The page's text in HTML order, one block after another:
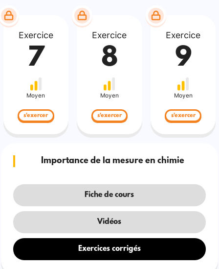
Exercice
7
Moyen
s'exercer
Exercice
8
Moyen
s'exercer
Exercice
9
Moyen
s'exercer
Importance de la mesure en chimie
Fiche de cours
Vidéos
Exercices corrigés